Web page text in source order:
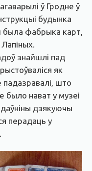
ў Гродне ў
будынка
была фабрыка карт,
знайшлі пад
як
падазравалі, што
было нават у музеі
дзякуючы
перадаць у